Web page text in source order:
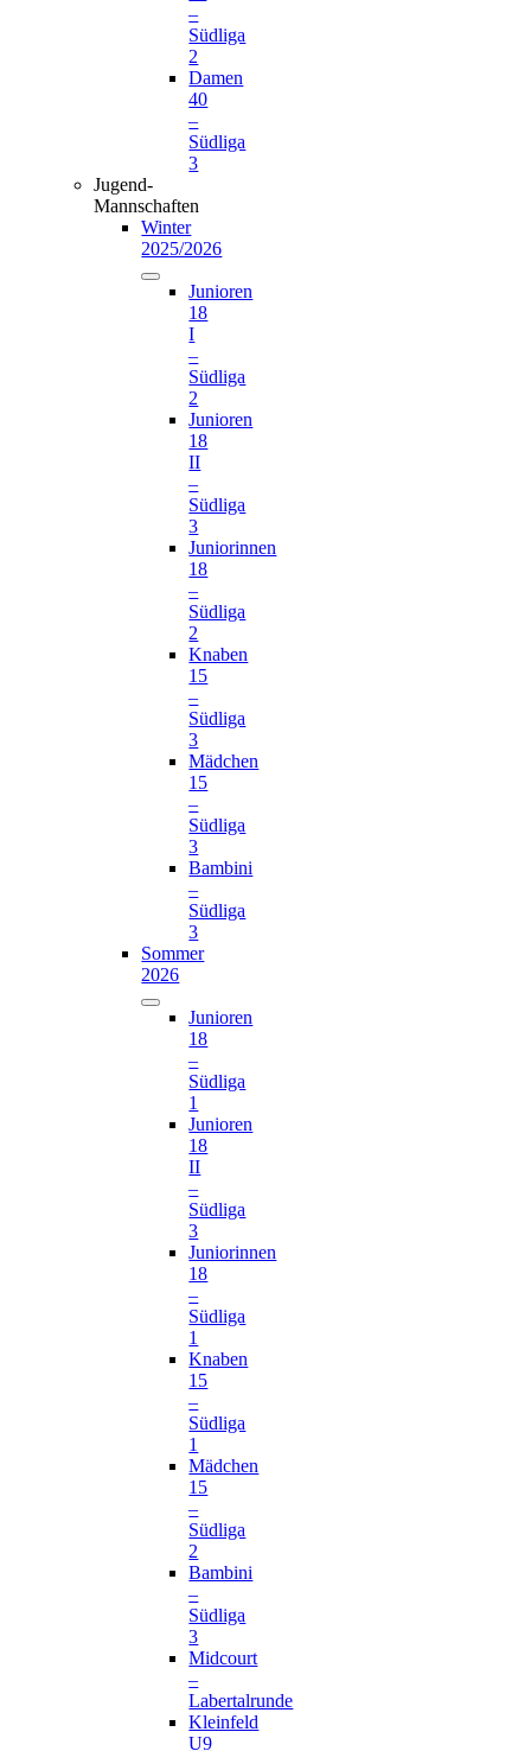
–
Südliga
2
Damen
40
–
Südliga
3
Jugend-
Mannschaften
Winter
2025/2026
Junioren
18
I
–
Südliga
2
Junioren
18
II
–
Südliga
3
Juniorinnen
18
–
Südliga
2
Knaben
15
–
Südliga
3
Mädchen
15
–
Südliga
3
Bambini
–
Südliga
3
Sommer
2026
Junioren
18
–
Südliga
1
Junioren
18
II
–
Südliga
3
Juniorinnen
18
–
Südliga
1
Knaben
15
–
Südliga
1
Mädchen
15
–
Südliga
2
Bambini
–
Südliga
3
Midcourt
–
Labertalrunde
Kleinfeld
U9